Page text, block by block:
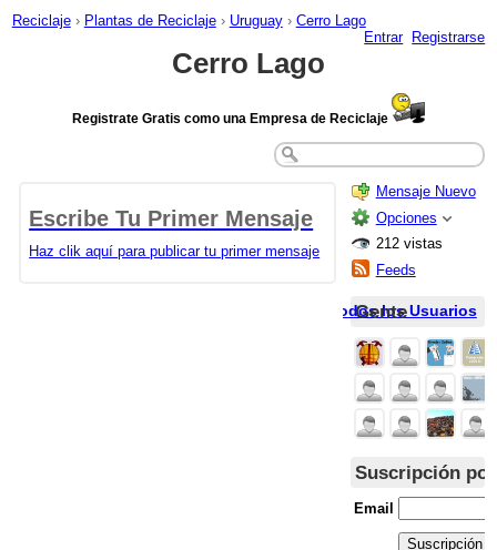
Reciclaje › Plantas de Reciclaje › Uruguay › Cerro Lago
Entrar
Registrarse
Cerro Lago
Registrate Gratis como una Empresa de Reciclaje
Escribe Tu Primer Mensaje
Haz clik aquí para publicar tu primer mensaje
Mensaje Nuevo
Opciones
212 vistas
Feeds
Todos los Usuarios
Gente
Suscripción
Email